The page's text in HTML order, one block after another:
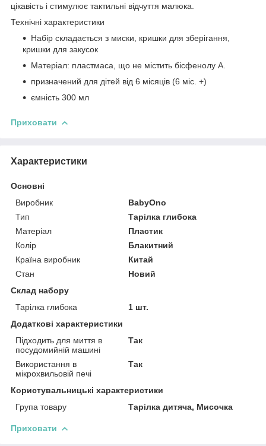
цікавість і стимулює тактильні відчуття малюка.
Технічні характеристики
Набір складається з миски, кришки для зберігання,
кришки для закусок
Матеріал: пластмаса, що не містить бісфенолу А.
призначений для дітей від 6 місяців (6 міс. +)
ємність 300 мл
Приховати
Характеристики
Основні
Виробник
BabyOno
Тип
Тарілка глибока
Матеріал
Пластик
Колір
Блакитний
Країна виробник
Китай
Стан
Новий
Склад набору
Тарілка глибока
1 шт.
Додаткові характеристики
Підходить для миття в
посудомийній машині
Так
Використання в
мікрохвильовій печі
Так
Користувальницькі характеристики
Група товару
Тарілка дитяча, Мисочка
Приховати